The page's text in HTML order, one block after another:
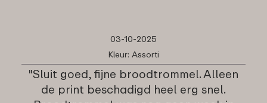
03-10-2025
Kleur: Assorti
"Sluit goed, fijne broodtrommel. Alleen
de print beschadigd heel erg snel.